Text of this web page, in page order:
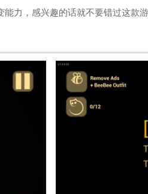
力，感兴趣的话就不要错过这款游